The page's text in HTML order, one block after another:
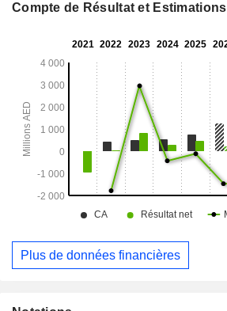
Compte de Résultat et Estimations
Plus de données financières